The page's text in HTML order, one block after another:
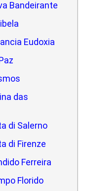
Bandeirante
Eudoxia
das
di Salerno
di Firenze
Ferreira
Florido